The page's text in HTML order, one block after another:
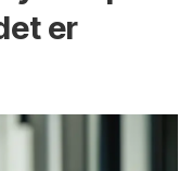
er